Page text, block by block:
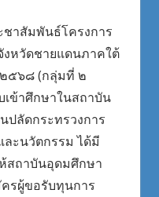
าสัมพันธ์โครงการ
หวัดชายแดนภาคใต้
๕๖๘ (กลุ่มที่ ๒
ข้าศึกษาในสถาบัน
ปลัดกระทรวงการ
ะนวัตกรรม ได้มี
สถาบันอุดมศึกษา
รผู้ขอรับทุนการ